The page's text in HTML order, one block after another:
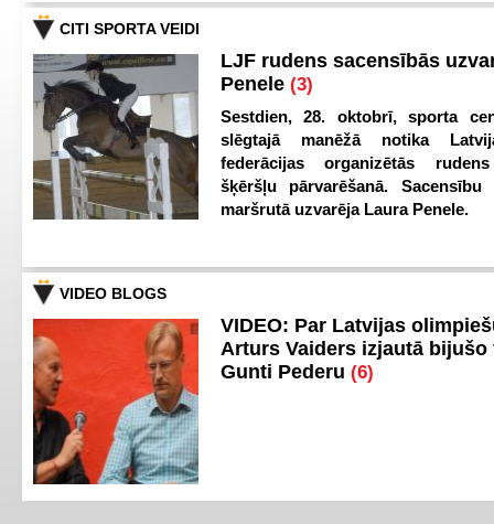
CITI SPORTA VEIDI
LJF rudens sacensībās
Penele (3)
Sestdien, 28. oktobrī, sporta
slēgtajā manēžā notika
federācijas organizētās
šķēršļu pārvarēšanā. Sacensību
maršrutā uzvarēja Laura Penele.
VIDEO BLOGS
VIDEO: Par Latvijas
Arturs Vaiders izjautā bijušo
Gunti Pederu (6)